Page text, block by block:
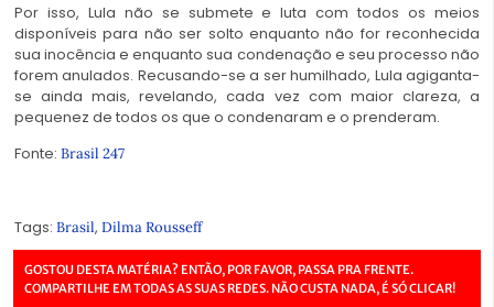
Por isso, Lula não se submete e luta com todos os meios
disponíveis para não ser solto enquanto não for reconhecida
sua inocência e enquanto sua condenação e seu processo não
forem anulados. Recusando-se a ser humilhado, Lula agiganta-
se ainda mais, revelando, cada vez com maior clareza, a
pequenez de todos os que o condenaram e o prenderam.
Fonte: Brasil 247
Tags: Brasil, Dilma Rousseff
GOSTOU DESTA MATÉRIA? ENTÃO, POR FAVOR, PASSA PRA FRENTE.
COMPARTILHE EM TODAS AS SUAS REDES. NÃO CUSTA NADA, É SÓ CLICAR!